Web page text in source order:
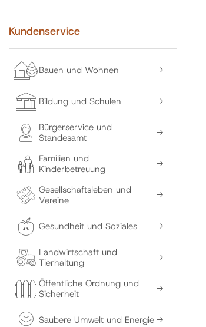
Kundenservice
Bauen und Wohnen
Bildung und Schulen
Bürgerservice und
Standesamt
Familien und
Kinderbetreuung
Gesellschaftsleben und
Vereine
Gesundheit und Soziales
Landwirtschaft und
Tierhaltung
Öffentliche Ordnung und
Sicherheit
Saubere Umwelt und Energie